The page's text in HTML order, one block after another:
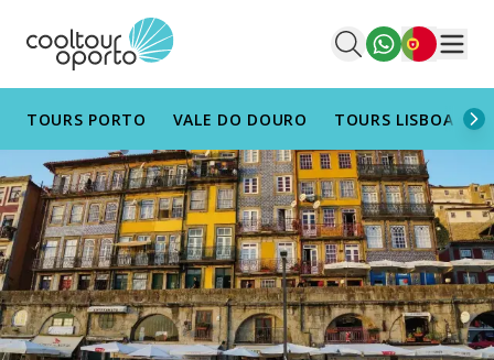
Português
TOURS PORTO VALE DO DOURO TOURS LISBOA